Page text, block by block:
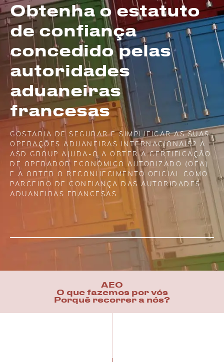
Obtenha o estatuto
de confiança
concedido pelas
autoridades
aduaneiras
francesas
GOSTARIA DE SEGURAR E SIMPLIFICAR AS SUAS
OPERAÇÕES ADUANEIRAS INTERNACIONAIS? A
ASD GROUP AJUDA-O A OBTER A CERTIFICAÇÃO
DE OPERADOR ECONÓMICO AUTORIZADO (OEA)
E A OBTER O RECONHECIMENTO OFICIAL COMO
PARCEIRO DE CONFIANÇA DAS AUTORIDADES
ADUANEIRAS FRANCESAS.
AEO
O que fazemos por vós
Porquê recorrer a nós?